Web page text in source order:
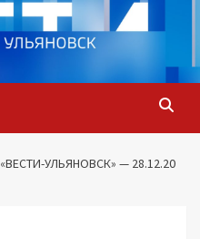
«ВЕСТИ-УЛЬЯНОВСК» — 28.12.20